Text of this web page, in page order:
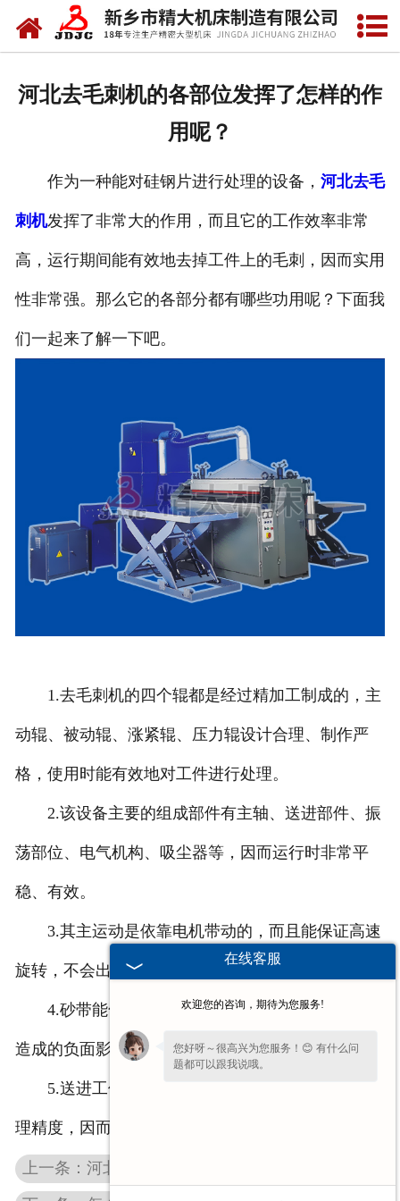
网站首页
视频中心
联系我们
河北去毛刺机的各部位发挥了怎样的作
用呢？
作为一种能对硅钢片进行处理的设备， 河北去毛
刺机发挥了非常大的作用，而且它的工作效率非常
高，运行期间能有效地去掉工件上的毛刺，因而实用
性非常强。那么它的各部分都有哪些功用呢？下面我
们一起来了解一下吧。
1.去毛刺机的四个辊都是经过精加工制成的，主
动辊、被动辊、涨紧辊、压力辊设计合理、制作严
格，使用时能有效地对工件进行处理。
2.该设备主要的组成部件有主轴、送进部件、振
荡部位、电气机构、吸尘器等，因而运行时非常平
稳、有效。
3.其主运动是依靠电机带动的，而且能保证高速
旋转，不会出现故障。
4.砂带能匀速对工件进行研磨，且能减少对设备
造成的负面影响，因而能延长设备的使用周期。
5.送进工件的速度会在很大程度上影响工件的处
理精度，因而需要留意。
在线客服
欢迎您的咨询，期待为您服务!
您好呀～很高兴为您服务！😊 有什么问
题都可以跟我说哦。